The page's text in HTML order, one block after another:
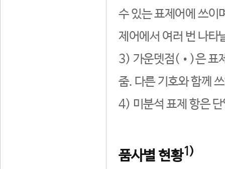
수 있는 표제어에 쓰이
제어에서 여러 번 나타
3) 가운뎃점(•)은 표
줌. 다른 기호와 함께
4) 미분석 표제 항은
품사별 현황1)